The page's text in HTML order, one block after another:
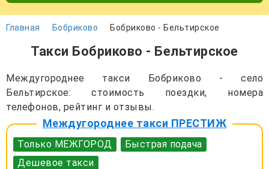
Главная Бобриково Бобриково - Бельтирское
Такси Бобриково - Бельтирское
Междугороднее такси Бобриково - село
Бельтирское: стоимость поездки, номера
телефонов, рейтинг и отзывы.
Междугороднее такси ПРЕСТИЖ
Только МЕЖГОРОД
Быстрая подача
Дешевое такси